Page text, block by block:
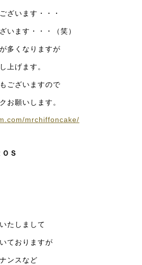
ざいます・・・
います・・・（笑）
多くなりますが
上げます。
ございますので
お願いします。
mrchiffoncake/
Ｓ
たしまして
ておりますが
ンスなど